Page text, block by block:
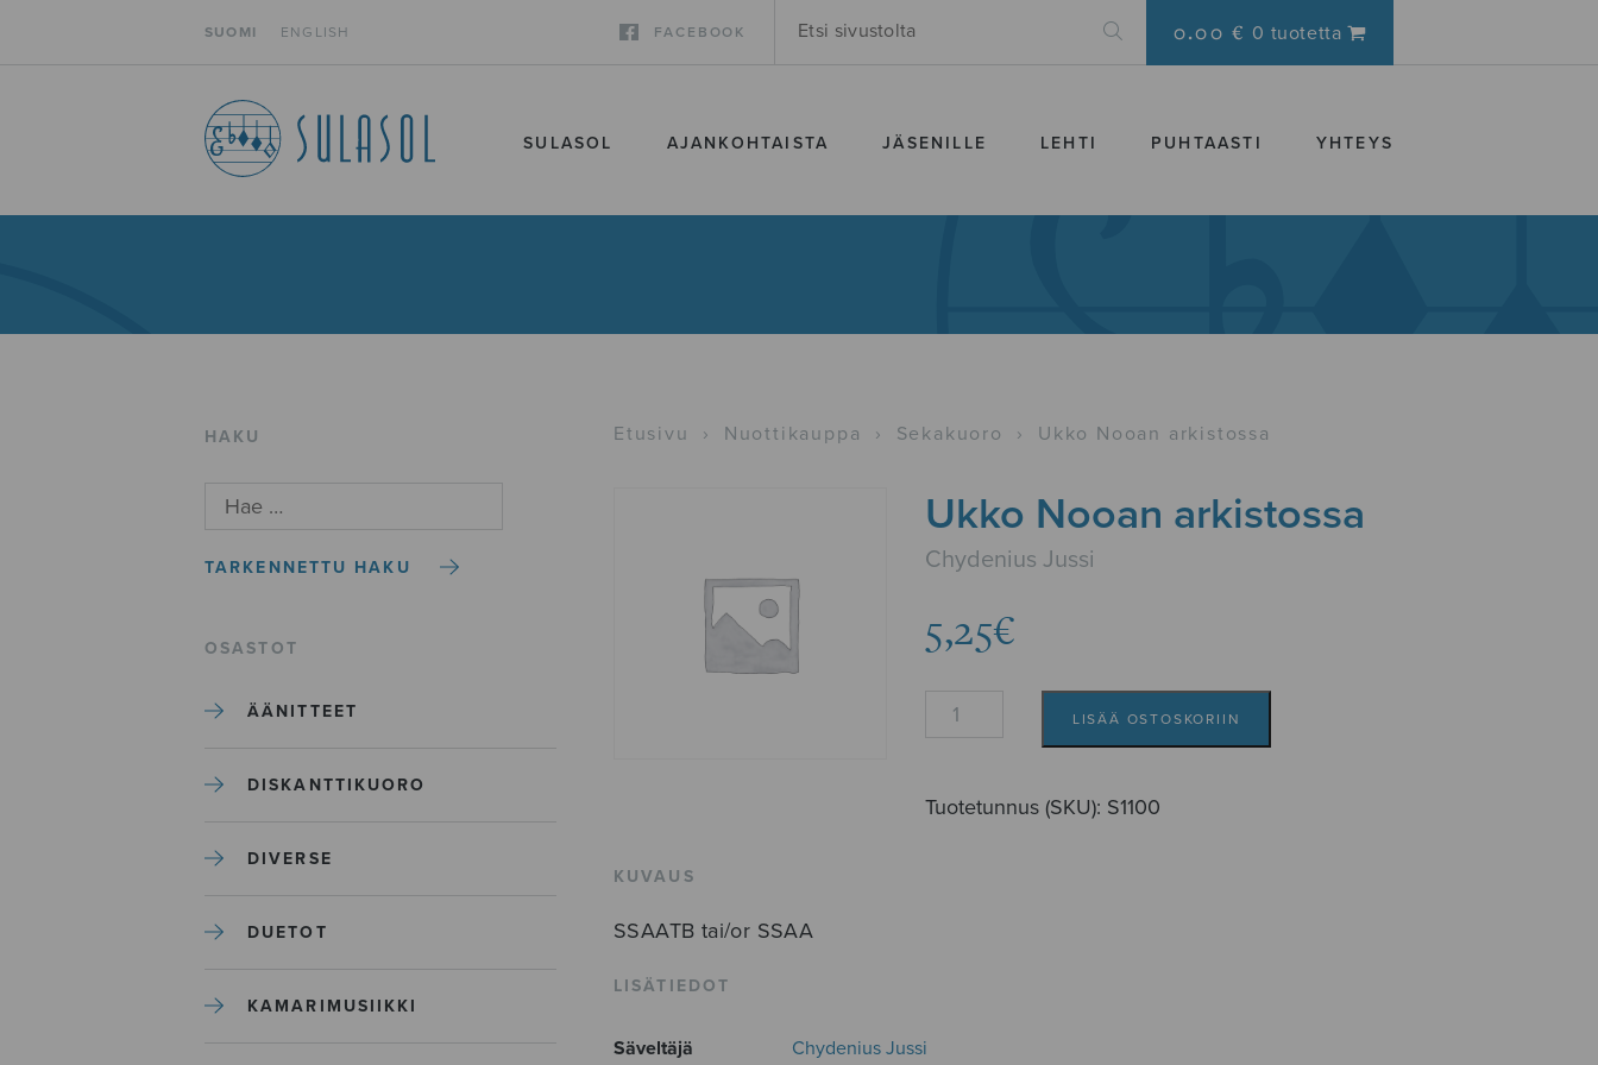
SUOMI ENGLISH FACEBOOK 0.00 € 0 tuotetta
SULASOL AJANKOHTAISTA JÄSENILLE LEHTI PUHTAASTI YHTEYS
HAKU
TARKENNETTU HAKU
OSASTOT
ÄÄNITTEET
DISKANTTIKUORO
DIVERSE
DUETOT
KAMARIMUSIIKKI
Etusivu › Nuottikauppa › Sekakuoro › Ukko Nooan arkistossa
Ukko Nooan arkistossa
Chydenius Jussi
5,25€
Ukko
määrä
LISÄÄ OSTOSKORIIN
Tuotetunnus (SKU): S1100
KUVAUS
SSAATB tai/or SSAA
LISÄTIEDOT
Säveltäjä
Chydenius Jussi